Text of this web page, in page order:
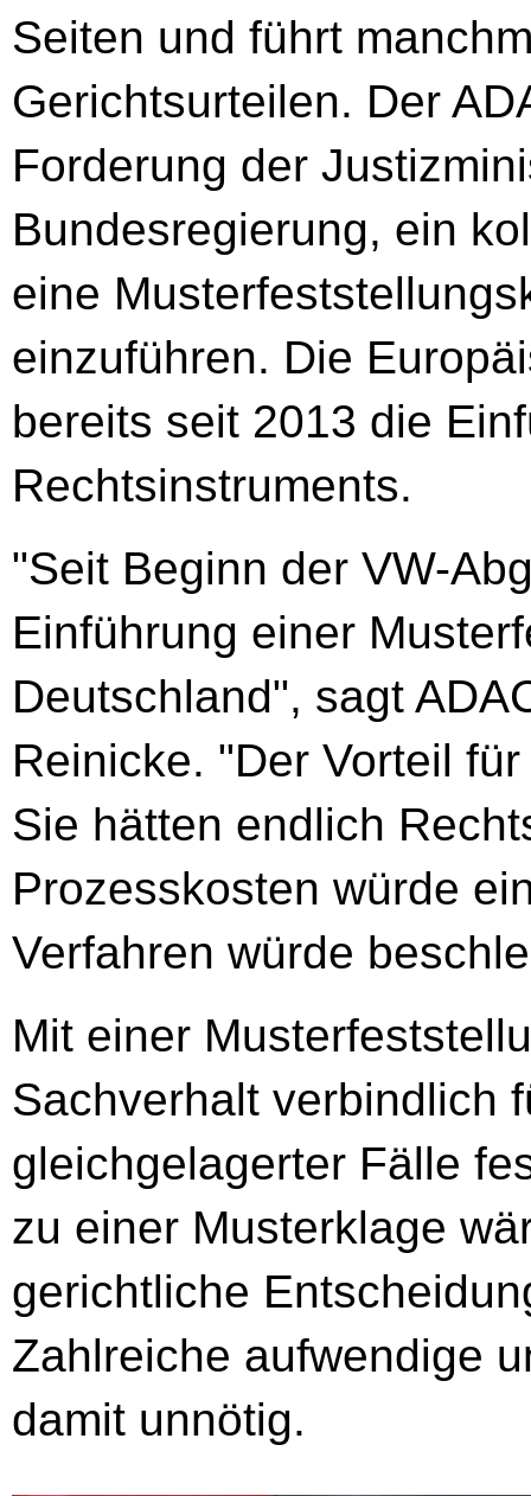
Seiten und führt
Gerichtsurteilen. Der
Forderung der
Bundesregierung, ein
eine
einzuführen. Die
bereits seit 2013 die
Rechtsinstruments.
"Seit Beginn der VW-
Einführung einer
Deutschland", sagt
Reinicke. "Der Vorteil
Sie hätten endlich
Prozesskosten würde
Verfahren würde
Mit einer
Sachverhalt verbindlich
gleichgelagerter Fälle
zu einer Musterklage
gerichtliche
Zahlreiche aufwendige
damit unnötig.